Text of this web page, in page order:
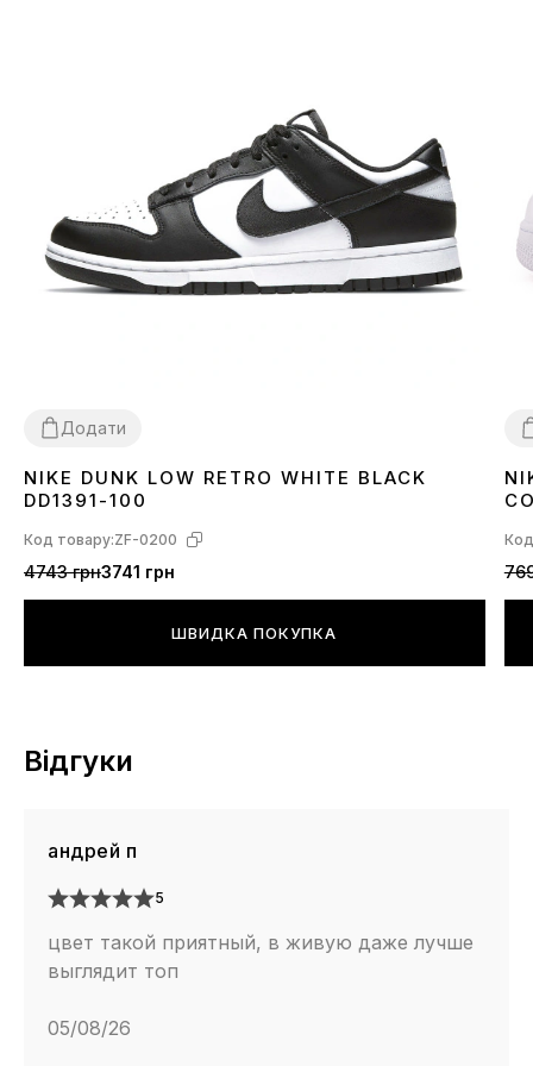
Додати
3637 383940 4142 43 4445
NIKE DUNK LOW RETRO WHITE BLACK
DD1391-100
Код товару:ZF-0200
4743 грн3741 грн
ШВИДКА ПОКУПКА
Відгуки
андрей п
5
цвет такой приятный, в живую даже лучше
выглядит топ
05/08/26